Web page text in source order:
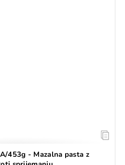
453g - Mazalna pasta z